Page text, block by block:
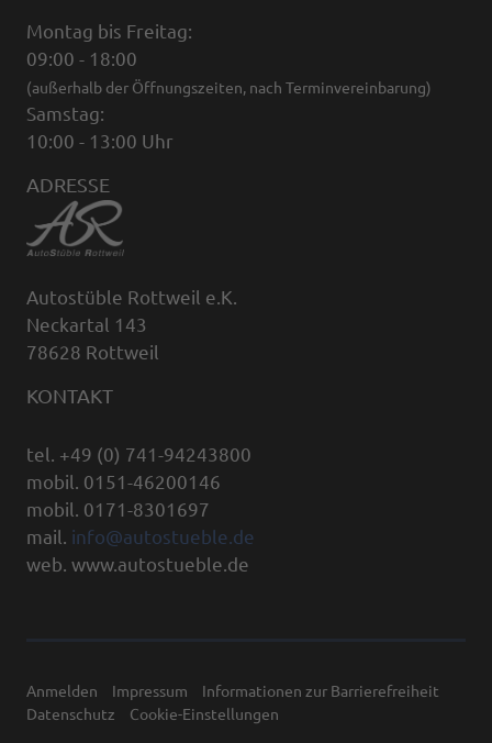
Montag bis Freitag:
09:00 - 18:00
(außerhalb der Öffnungszeiten, nach Terminvereinbarung)
Samstag:
10:00 - 13:00 Uhr
ADRESSE
Autostüble Rottweil e.K.
Neckartal 143
78628 Rottweil
KONTAKT
tel. +49 (0) 741-94243800
mobil. 0151-46200146
mobil. 0171-8301697
mail. info@autostueble.de
web. www.autostueble.de
Anmelden Impressum
Informationen zur Barrierefreiheit
Datenschutz
Cookie-Einstellungen